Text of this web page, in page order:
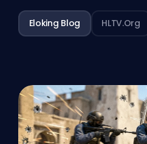
Eloking Blog HLTV.org